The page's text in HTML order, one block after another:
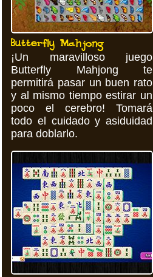
Butterfly Mahjong
¡Un maravilloso juego
Butterfly Mahjong te
permitirá pasar un buen rato
y al mismo tiempo estirar un
poco el cerebro! Tomará
todo el cuidado y asiduidad
para doblarlo.